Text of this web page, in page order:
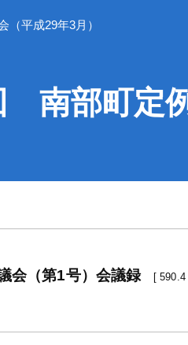
・離婚・出産・介護・死亡
約
平成29年3月）
南部町定
会（第1号）会議録 [